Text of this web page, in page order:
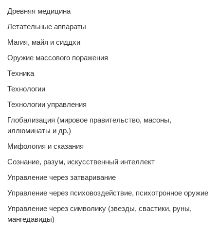
Древняя медицина
Летательные аппараты
Магия, майя и сиддхи
Оружие массового поражения
Техника
Технологии
Технологии управления
Глобализация (мировое правительство, масоны,
иллюминаты и др,)
Мифология и сказания
Сознание, разум, искусственный интеллект
Управление через затваривание
Управление через психовоздействие, психотронное оружие
Управление через символику (звезды, свастики, руны,
мангедавиды)